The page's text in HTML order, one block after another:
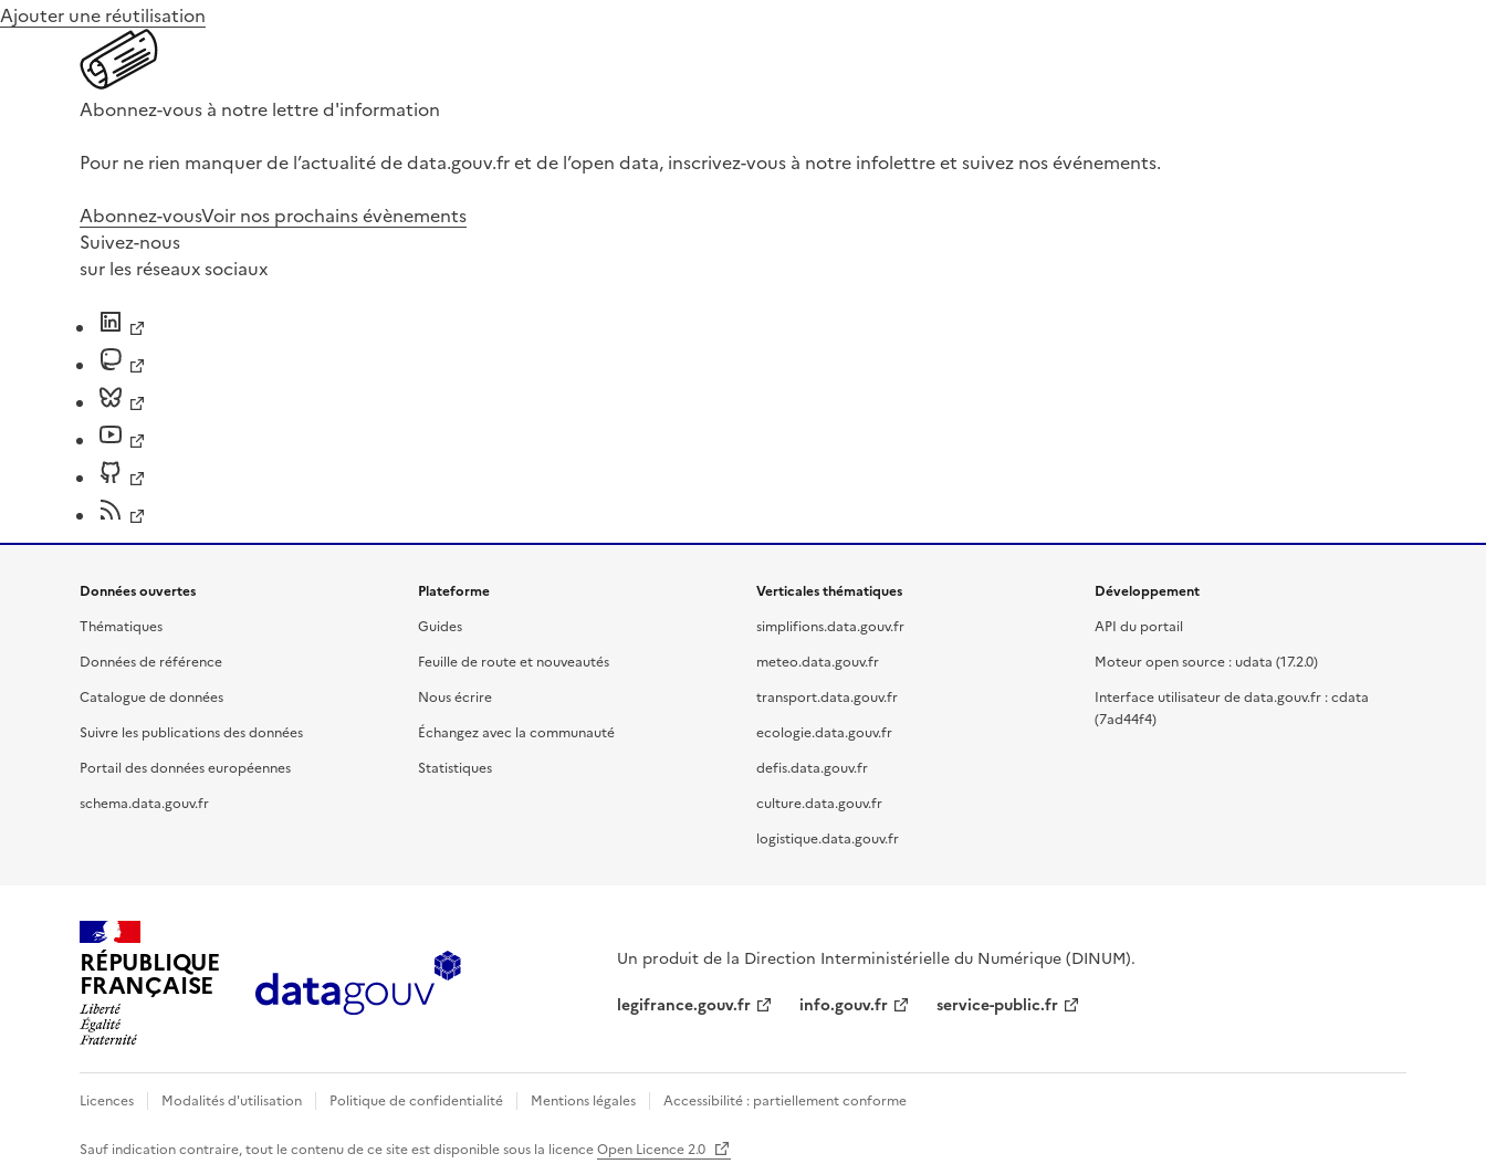
Ajouter une réutilisation
Abonnez-vous à notre lettre d'information
Pour ne rien manquer de l’actualité de data.gouv.fr et de l’open data, inscrivez-vous à notre infolettre et suivez nos événements.
Abonnez-vousVoir nos prochains évènements
Suivez-nous
sur les réseaux sociaux
Données ouvertes
Thématiques
Données de référence
Catalogue de données
Suivre les publications des données
Portail des données européennes
schema.data.gouv.fr
Plateforme
Guides
Feuille de route et nouveautés
Nous écrire
Échangez avec la communauté
Statistiques
Verticales thématiques
simplifions.data.gouv.fr
meteo.data.gouv.fr
transport.data.gouv.fr
ecologie.data.gouv.fr
defis.data.gouv.fr
culture.data.gouv.fr
logistique.data.gouv.fr
Développement
API du portail
Moteur open source : udata (17.2.0)
Interface utilisateur de data.gouv.fr : cdata
(7ad44f4)
RÉPUBLIQUE
FRANÇAISE
Un produit de la Direction Interministérielle du Numérique (DINUM).
legifrance.gouv.fr
info.gouv.fr service-public.fr
Licences Modalités d'utilisation Politique de confidentialité Mentions légales Accessibilité : partiellement conforme
Sauf indication contraire, tout le contenu de ce site est disponible sous la licenceOpen Licence 2.0